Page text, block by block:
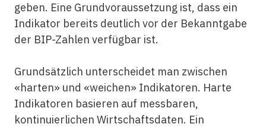
geben. Eine Grundvoraussetzung ist, dass ein
Indikator bereits deutlich vor der Bekanntgabe
der BIP-Zahlen verfügbar ist.
Grundsätzlich unterscheidet man zwischen
«harten» und «weichen» Indikatoren. Harte
Indikatoren basieren auf messbaren,
kontinuierlichen Wirtschaftsdaten. Ein